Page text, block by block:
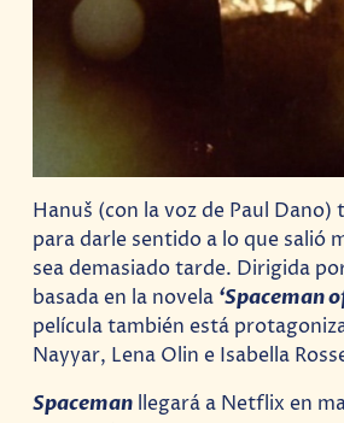
Hanuš (con la voz de Paul Dano)
para darle sentido a lo que salió
sea demasiado tarde. Dirigida
basada en la novela ‘Spaceman
película también está
Nayyar, Lena Olin e Isabella
Spaceman llegará a Netflix en